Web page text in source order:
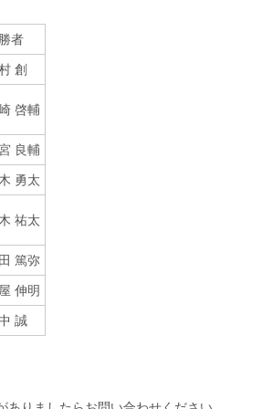
者
創
啓輔
良輔
勇太
祐太
篤弥
伸明
誠